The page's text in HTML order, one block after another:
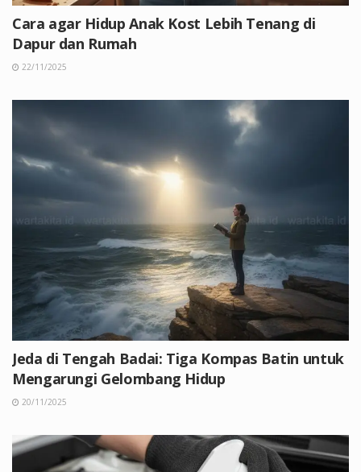
Cara agar Hidup Anak Kost Lebih Tenang di
Dapur dan Rumah
22/11/2025
Jeda di Tengah Badai: Tiga Kompas Batin untuk
Mengarungi Gelombang Hidup
20/11/2025